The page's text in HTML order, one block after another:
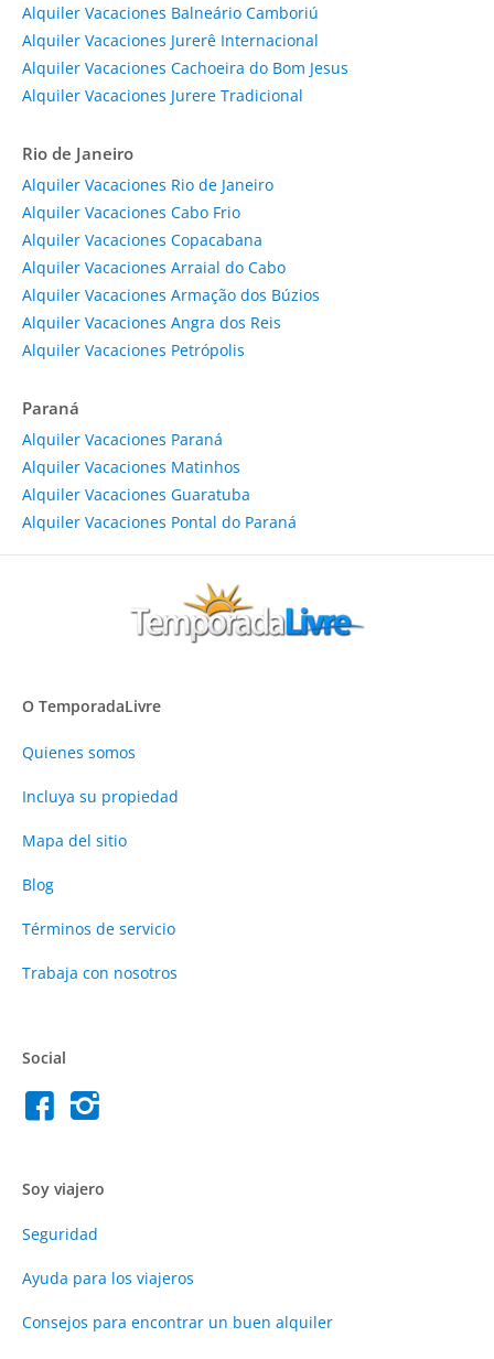
Alquiler Vacaciones Balneário Camboriú
Alquiler Vacaciones Jurerê Internacional
Alquiler Vacaciones Cachoeira do Bom Jesus
Alquiler Vacaciones Jurere Tradicional
Rio de Janeiro
Alquiler Vacaciones Rio de Janeiro
Alquiler Vacaciones Cabo Frio
Alquiler Vacaciones Copacabana
Alquiler Vacaciones Arraial do Cabo
Alquiler Vacaciones Armação dos Búzios
Alquiler Vacaciones Angra dos Reis
Alquiler Vacaciones Petrópolis
Paraná
Alquiler Vacaciones Paraná
Alquiler Vacaciones Matinhos
Alquiler Vacaciones Guaratuba
Alquiler Vacaciones Pontal do Paraná
O TemporadaLivre
Quienes somos
Incluya su propiedad
Mapa del sitio
Blog
Términos de servicio
Trabaja con nosotros
Social
Soy viajero
Seguridad
Ayuda para los viajeros
Consejos para encontrar un buen alquiler